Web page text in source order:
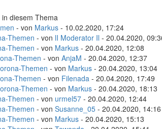
diesem Thema
- von Markus - 10.02.2020, 17:24
Themen - von lI Moderator Il - 20.04.2020,
Themen - von Markus - 20.04.2020, 12:08
Themen - von AnjaM - 20.04.2020, 12:37
Themen - von Markus - 20.04.2020, 13:04
Themen - von Filenada - 20.04.2020, 17:49
Themen - von Markus - 20.04.2020, 18:13
Themen - von urmel57 - 20.04.2020, 12:44
Themen - von Susanne_05 - 20.04.2020, 14:16
Themen - von Markus - 20.04.2020, 15:13